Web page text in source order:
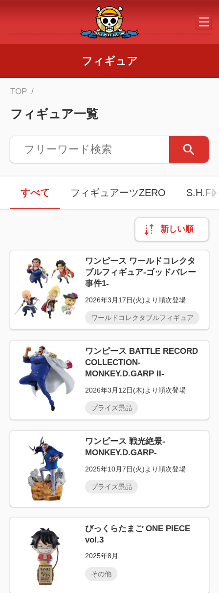
メインコンテンツへスキップする
フィギュア
TOP
フィギュア一覧
すべて フィギュアーツZERO
新しい順
ワンピース ワールドコレクタ
ブルフィギュア-ゴッドバレー
事件1-
2026年3月17日(火)より順次登場
ワールドコレクタブルフィギュア
ワンピース BATTLE RECORD
COLLECTION-
MONKEY.D.GARP II-
2026年3月12日(木)より順次登場
プライズ景品
ワンピース 戦光絶景-
MONKEY.D.GARP-
2025年10月7日(火)より順次登場
プライズ景品
びっくらたまご ONE PIECE
vol.3
2025年8月
その他